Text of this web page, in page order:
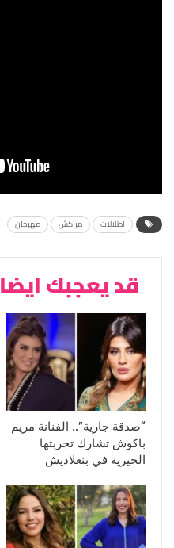
اطلالات مراكش مهرجان
قد يعجبك ايضا
“صدقة جارية”.. الفنانة مريم
باكوش تشارك تجربتها
الخيرية في بنغلاديش